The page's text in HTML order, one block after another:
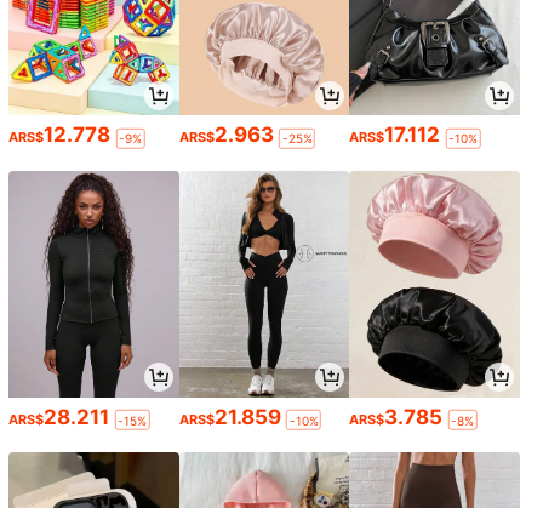
ARS$12.778 -9% ARS$2.963 -25% ARS$17.112 -10%
ARS$28.211 -15% ARS$21.859 -10% ARS$3.785 -8%